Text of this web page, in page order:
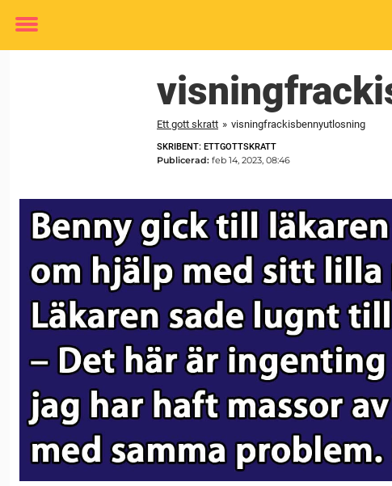
Toggle
Ett gott skratt » visningfrackisbennyutlosning
SKRIBENT: ETTGOTTSKRATT
Publicerad: feb 14, 2023, 08:46